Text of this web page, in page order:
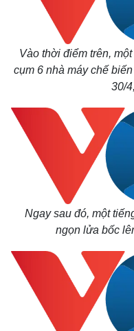
Vào thời điểm trên,
cụm 6 nhà máy chế
30/
Ngay sau đó, một
ngọn lửa bốc